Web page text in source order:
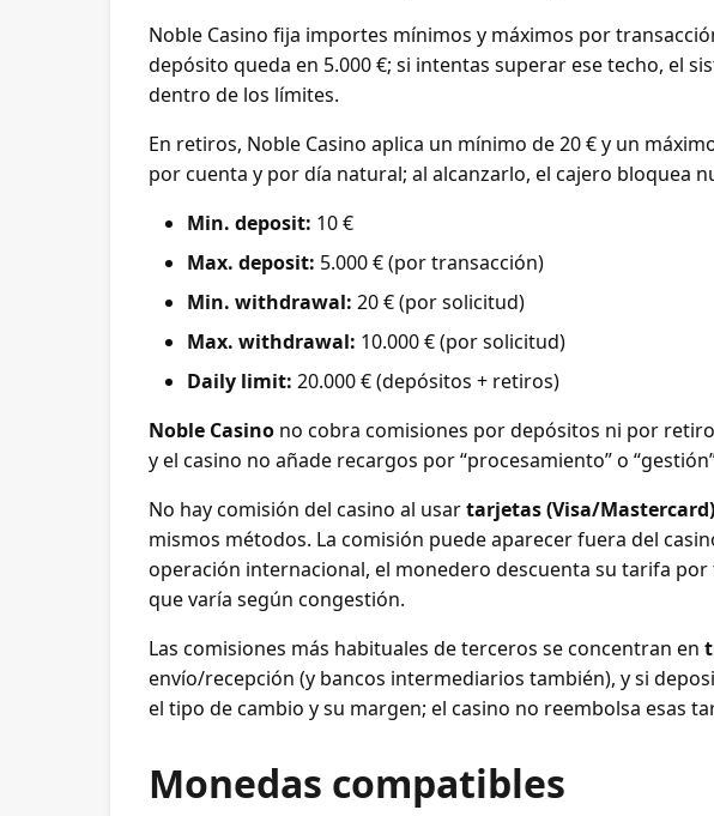
Noble Casino fija importes mínimos y máximos por
depósito queda en 5.000 €; si intentas superar ese techo, el
dentro de los límites.
En retiros, Noble Casino aplica un mínimo de 20 € y un
por cuenta y por día natural; al alcanzarlo, el cajero bloquea
Min. deposit: 10 €
Max. deposit: 5.000 € (por transacción)
Min. withdrawal: 20 € (por solicitud)
Max. withdrawal: 10.000 € (por solicitud)
Daily limit: 20.000 € (depósitos + retiros)
Noble Casino no cobra comisiones por depósitos ni por
y el casino no añade recargos por “procesamiento” o
No hay comisión del casino al usartarjetas (Visa/Mastercard)
mismos métodos. La comisión puede aparecer fuera del
operación internacional, el monedero descuenta su tarifa
que varía según congestión.
Las comisiones más habituales de terceros se concentran en
envío/recepción (y bancos intermediarios también), y si
el tipo de cambio y su margen; el casino no reembolsa esas
Monedas compatibles